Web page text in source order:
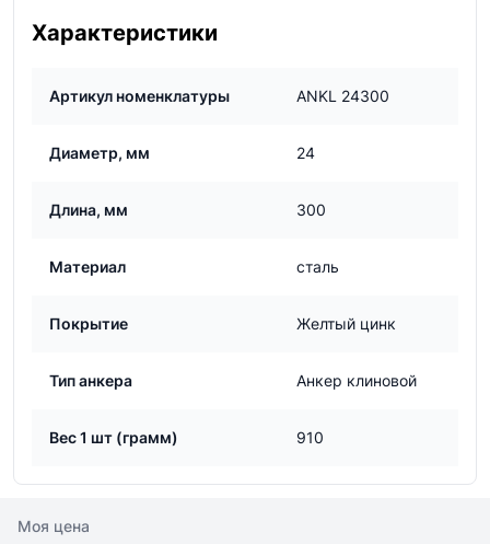
Характеристики
Артикул номенклатуры ANKL 24300
Диаметр, мм 24
Длина, мм 300
Материал сталь
Покрытие Желтый цинк
Тип анкера Анкер клиновой
Вес 1 шт (грамм) 910
Моя цена